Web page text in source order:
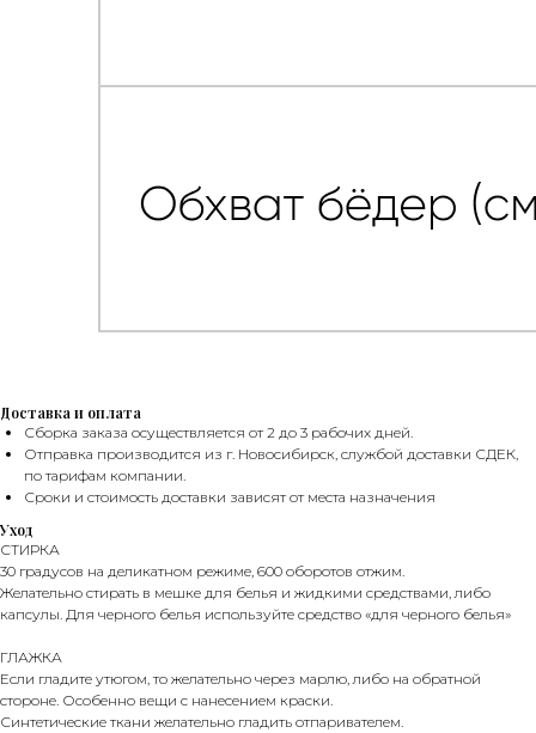
Доставка и оплата
Сборка заказа осуществляется от 2 до 3 рабочих дней.
Отправка производится из г. Новосибирск, службой доставки СДЕК,
по тарифам компании.
Сроки и стоимость доставки зависят от места назначения
Уход
СТИРКА
30 градусов на деликатном режиме, 600 оборотов отжим.
Желательно стирать в мешке для белья и жидкими средствами, либо
капсулы. Для черного белья используйте средство «для черного белья»
ГЛАЖКА
Если гладите утюгом, то желательно через марлю, либо на обратной
стороне. Особенно вещи с нанесением краски.
Синтетические ткани желательно гладить отпаривателем.
БОНУСЫ